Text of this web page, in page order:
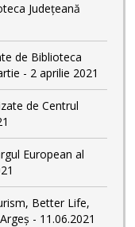
Județeană
de Biblioteca
- 2 aprilie 2021
de Centrul
European al
Better Life,
- 11.06.2021